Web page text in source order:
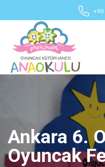
Ankara 6.
Oyuncak